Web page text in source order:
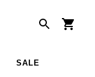
SALE